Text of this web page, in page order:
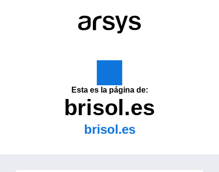
Esta es la página de:
brisol.es
brisol.es